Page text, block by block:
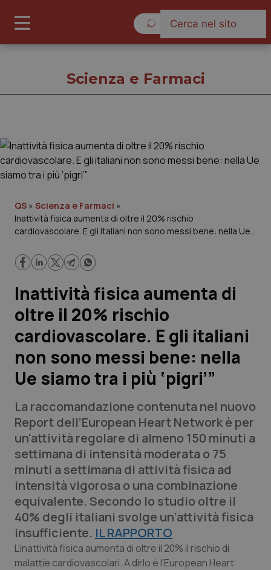
Cronache
Governo e Parlamento
Regioni e Asl
Lavoro e Professioni
Scienza e Farmaci
Studi e Analisi
Lettere al direttore
QS Pro
Professionisti Sanitari.AI
Abruzzo
Basilicata
Calabria
QS Pro Gold
Artrite & artrosi
Asma & BPCO
QS Club Newsletter
Scienza e Farmaci
QS » Scienza e Farmaci »
Inattività fisica aumenta di oltre il 20% rischio
cardiovascolare. E gli italiani non sono messi bene: nella Ue
Inattività fisica aumenta di
oltre il 20% rischio
cardiovascolare. E gli italiani
non sono messi bene: nella
Ue siamo tra i più ‘pigri’”
La raccomandazione contenuta nel nuovo
Report dell’European Heart Network è per
un'attività regolare di almeno 150 minuti a
settimana di intensità moderata o 75
minuti a settimana di attività fisica ad
intensità vigorosa o una combinazione
equivalente. Secondo lo studio oltre il
40% degli italiani svolge un’attività fisica
insufficiente. IL RAPPORTO
L'inattività fisica aumenta di oltre il 20% il rischio di
malattie cardiovascolari. A dirlo è l’European Heart